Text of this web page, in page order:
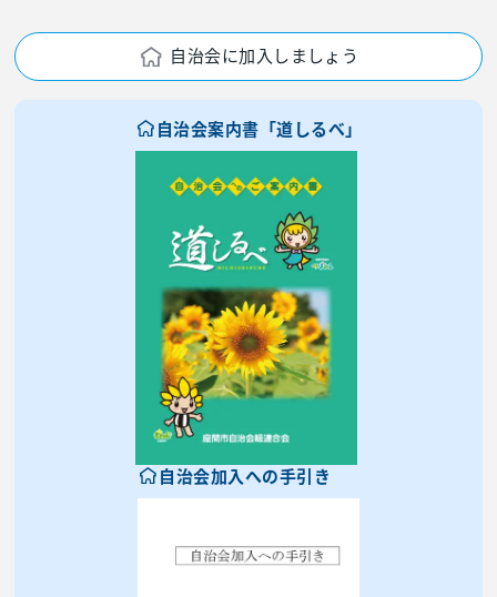
自治会に加入しましょう
自治会案内書「道しるべ」
自治会加入への手引き